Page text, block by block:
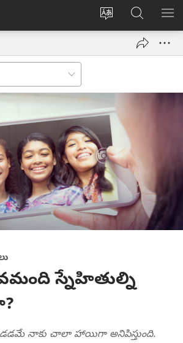
సైట్
మార్చండి
లాగిన్
(కొత్త
ఓపెన్‌
JW.ORGలో
వెదకండి
స్నేహితుల్ని
నాకు చాలా హాయిగా అనిపిస్తుంది.